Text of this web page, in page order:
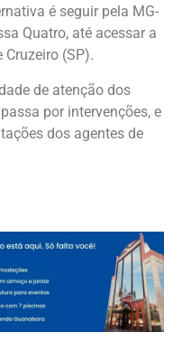
é seguir pela MG-
Quatro, até acessar a
(SP).
de atenção dos
por intervenções, e
dos agentes de